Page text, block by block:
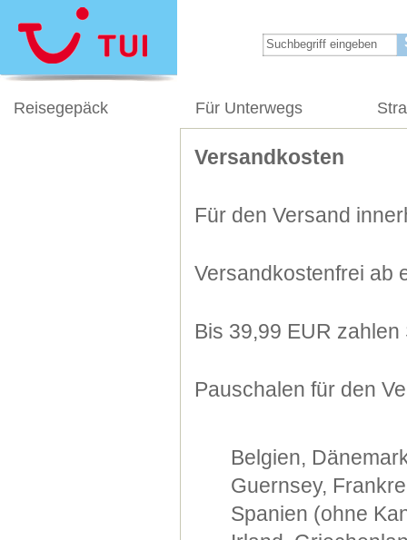
Reisegepäck Für Unterwegs
Versandkosten
Für den Versand
Versandkostenfrei ab
Bis 39,99 EUR
Pauschalen für den
Belgien,
Guernsey,
Spanien (ohne